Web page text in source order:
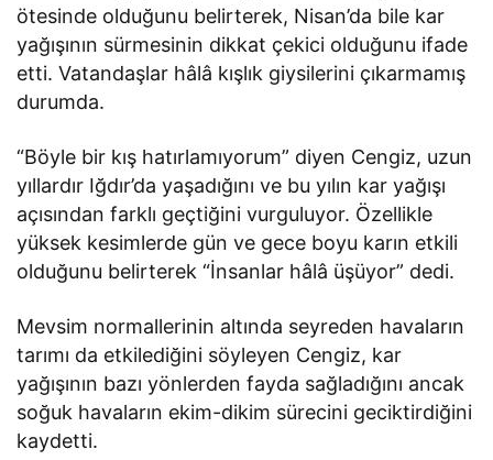
ötesinde olduğunu belirterek, Nisan’da bile kar
yağışının sürmesinin dikkat çekici olduğunu ifade
etti. Vatandaşlar hâlâ kışlık giysilerini çıkarmamış
durumda.
“Böyle bir kış hatırlamıyorum” diyen Cengiz, uzun
yıllardır Iğdır’da yaşadığını ve bu yılın kar yağışı
açısından farklı geçtiğini vurguluyor. Özellikle
yüksek kesimlerde gün ve gece boyu karın etkili
olduğunu belirterek “İnsanlar hâlâ üşüyor” dedi.
Mevsim normallerinin altında seyreden havaların
tarımı da etkilediğini söyleyen Cengiz, kar
yağışının bazı yönlerden fayda sağladığını ancak
soğuk havaların ekim-dikim sürecini geciktirdiğini
kaydetti.